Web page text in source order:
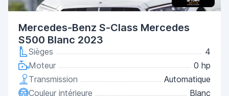
Mercedes-Benz S-Class Mercedes
S500 Blanc 2023
Sièges
4
Moteur
0 hp
Transmission
Automatique
Couleur intérieure
Blanc